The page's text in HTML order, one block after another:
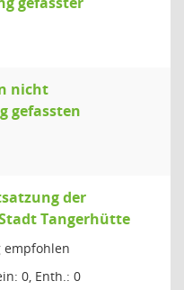
nicht
gefassten
der
Tangerhütte
0, Enth.: 0